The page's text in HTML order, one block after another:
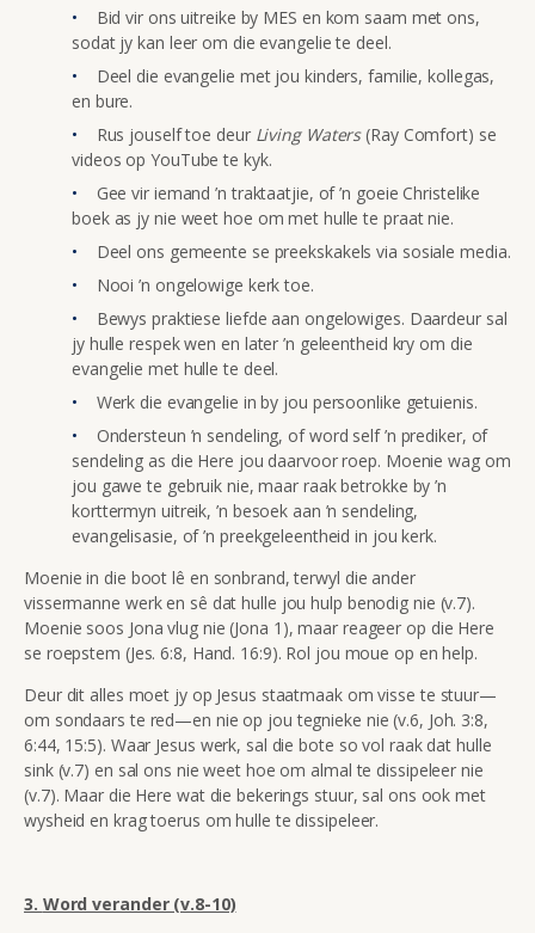
Bid vir ons uitreike by MES en kom saam met ons,
sodat jy kan leer om die evangelie te deel.
Deel die evangelie met jou kinders, familie, kollegas,
en bure.
Rus jouself toe deur Living Waters(Ray Comfort) se
videos op YouTube te kyk.
Gee vir iemand ’n traktaatjie, of ’n goeie Christelike
boek as jy nie weet hoe om met hulle te praat nie.
Deel ons gemeente se preekskakels via sosiale media.
Nooi ’n ongelowige kerk toe.
Bewys praktiese liefde aan ongelowiges. Daardeur sal
jy hulle respek wen en later ’n geleentheid kry om die
evangelie met hulle te deel.
Werk die evangelie in by jou persoonlike getuienis.
Ondersteun ’n sendeling, of word self ’n prediker, of
sendeling as die Here jou daarvoor roep. Moenie wag om
jou gawe te gebruik nie, maar raak betrokke by ’n
korttermyn uitreik, ’n besoek aan ’n sendeling,
evangelisasie, of ’n preekgeleentheid in jou kerk.
Moenie in die boot lê en sonbrand, terwyl die ander
vissermanne werk en sê dat hulle jou hulp benodig nie (v.7).
Moenie soos Jona vlug nie (Jona 1), maar reageer op die Here
se roepstem (Jes. 6:8, Hand. 16:9). Rol jou moue op en help.
Deur dit alles moet jy op Jesus staatmaak om visse te stuur—
om sondaars te red—en nie op jou tegnieke nie (v.6, Joh. 3:8,
6:44, 15:5). Waar Jesus werk, sal die bote so vol raak dat hulle
sink (v.7) en sal ons nie weet hoe om almal te dissipeleer nie
(v.7). Maar die Here wat die bekerings stuur, sal ons ook met
wysheid en krag toerus om hulle te dissipeleer.
3. Word verander (v.8-10)